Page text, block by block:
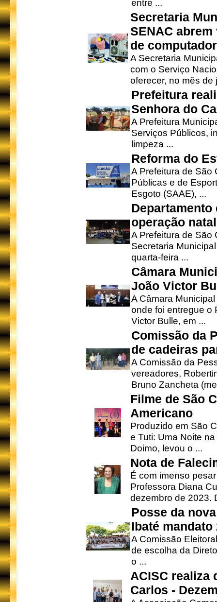
entre ...
Secretaria
SENAC
de
A Secretaria
com o Serviço
oferecer, no mês de
Prefeitura
Senhora do
A Prefeitura
Serviços Públicos,
limpeza ...
Reforma do
A Prefeitura de São
Públicas e de
Esgoto (SAAE), ...
operação
A Prefeitura de São
Secretaria
quarta-feira ...
Câmara
João Victor
A Câmara
onde foi entregue o
Victor Bulle, em ...
Comissão da
de cadeiras
A Comissão da
vereadores,
Bruno Zancheta
Filme de São
Americano
Produzido em São
e Tuti: Uma Noite
Doimo, levou o ...
Nota de
É com imenso
Professora Diana
dezembro de 2023.
Posse da
Ibaté mandato
A Comissão
de escolha da
o ...
ACISC realiza
Carlos -